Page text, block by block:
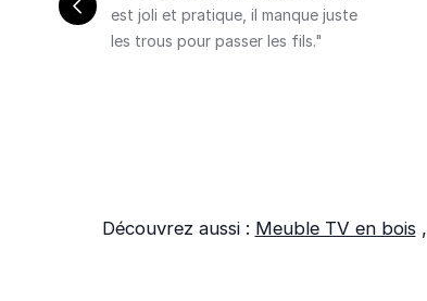
est joli et pratique, il manque juste
les trous pour passer les fils."
Découvrez aussi : Meuble TV en bois,